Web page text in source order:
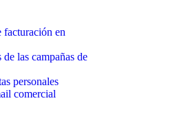
facturación en
las campañas de
personales
comercial